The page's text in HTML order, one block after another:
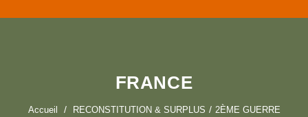
FRANCE
Accueil RECONSTITUTION & SURPLUS
2ÈME GUERRE